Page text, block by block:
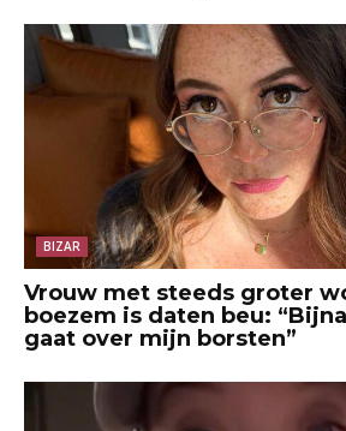
BIZAR
Vrouw met steeds groter
boezem is daten beu:
gaat over mijn borsten”